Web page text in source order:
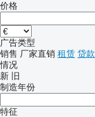
价格
广告类型
销售 厂家直销 租赁 贷款
情况
新 旧
制造年份
特征